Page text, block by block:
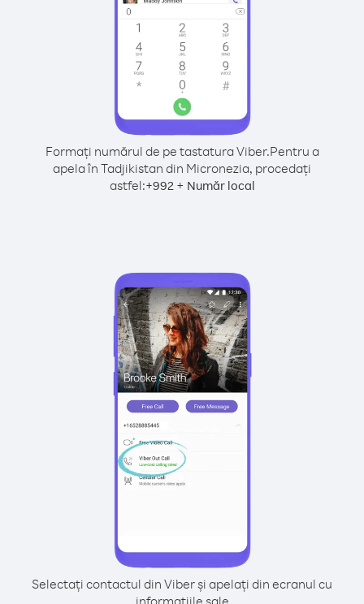
Formați numărul de pe tastatura Viber.Pentru a
apela în Tadjikistan din Micronezia, procedați
astfel:+992+ Număr local
Selectați contactul din Viber și apelați din ecranul cu
informațiile sale